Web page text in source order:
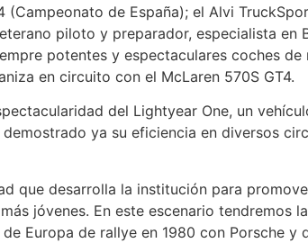
de España); el Alvi
piloto y preparador, especialista en
potentes y espectaculares coches de
en circuito con el McLaren 570S GT4.
del Lightyear One, un
ya su eficiencia en diversos
que desarrolla la institución para
jóvenes. En este escenario tendremos la
Europa​ de rallye en 1980 con Porsche y